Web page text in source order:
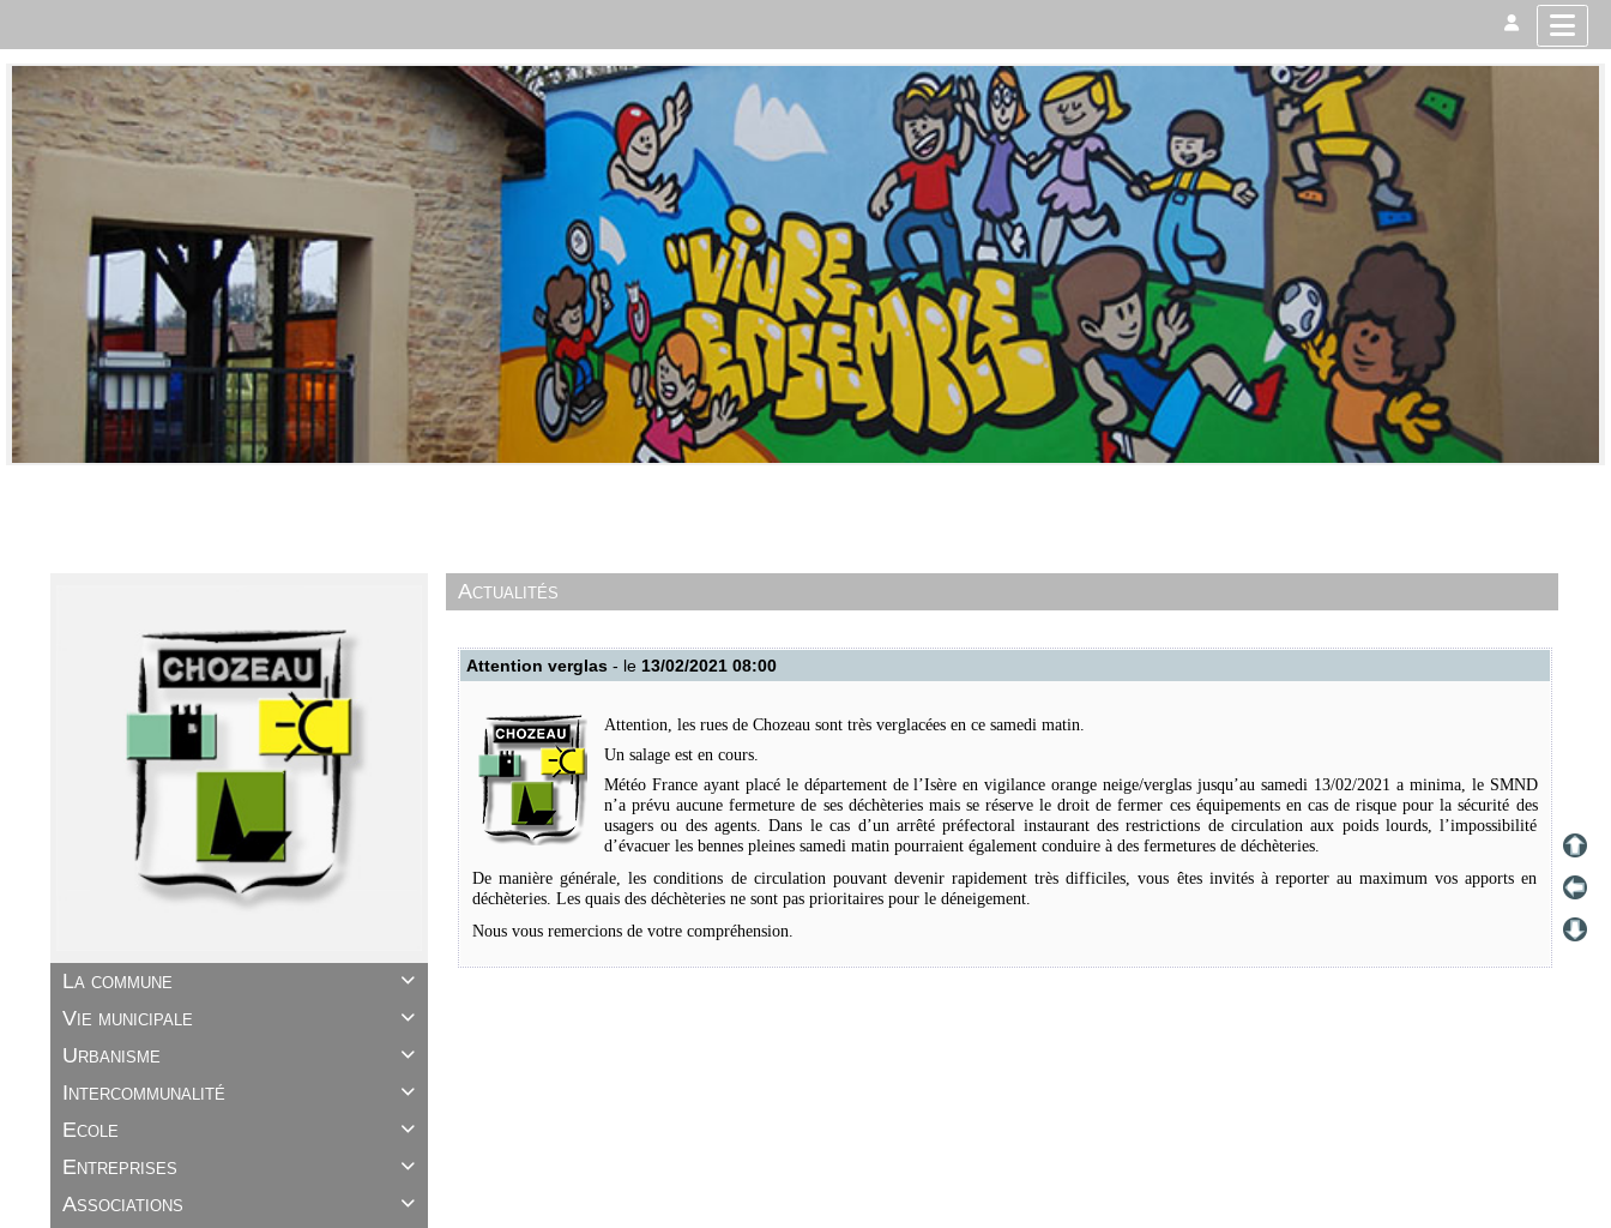

La commune

Vie municipale

Urbanisme

Intercommunalité

Ecole

Entreprises

Associations
Actualités
Attention verglas - le 13/02/2021 08:00
Attention, les rues de Chozeau sont très verglacées en ce samedi matin.
Un salage est en cours.
Météo France ayant placé le département de l’Isère en vigilance orange neige/verglas jusqu’au samedi 13/02/2021 a minima, le SMND
n’a prévu aucune fermeture de ses déchèteries mais se réserve le droit de fermer ces équipements en cas de risque pour la sécurité des
usagers ou des agents. Dans le cas d’un arrêté préfectoral instaurant des restrictions de circulation aux poids lourds, l’impossibilité
d’évacuer les bennes pleines samedi matin pourraient également conduire à des fermetures de déchèteries.
De manière générale, les conditions de circulation pouvant devenir rapidement très difficiles, vous êtes invités à reporter au maximum vos apports en
déchèteries. Les quais des déchèteries ne sont pas prioritaires pour le déneigement.
Nous vous remercions de votre compréhension.